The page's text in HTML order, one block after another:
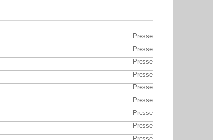
Presse
Presse
Presse
Presse
Presse
Presse
Presse
Presse
Presse